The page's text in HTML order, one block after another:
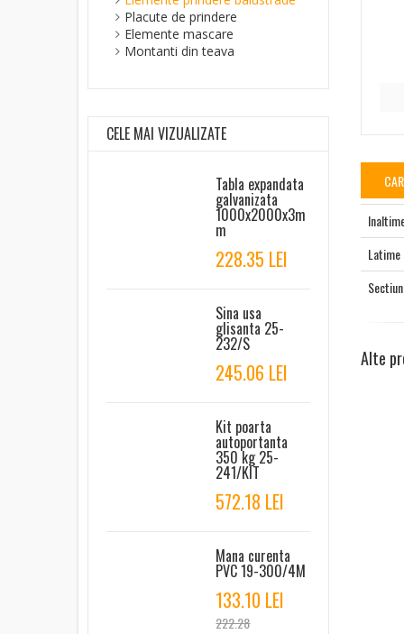
Latime
Alte
Placute de prindere
Elemente mascare
Montanti din teava
CELE MAI VIZUALIZATE
Tabla expandata
galvanizata
1000x2000x3m
m
228.35 LEI
Sina usa
glisanta 25-
232/S
245.06 LEI
Kit poarta
autoportanta
350 kg 25-
241/KIT
572.18 LEI
Mana curenta
PVC 19-300/4M
133.10 LEI
222.28